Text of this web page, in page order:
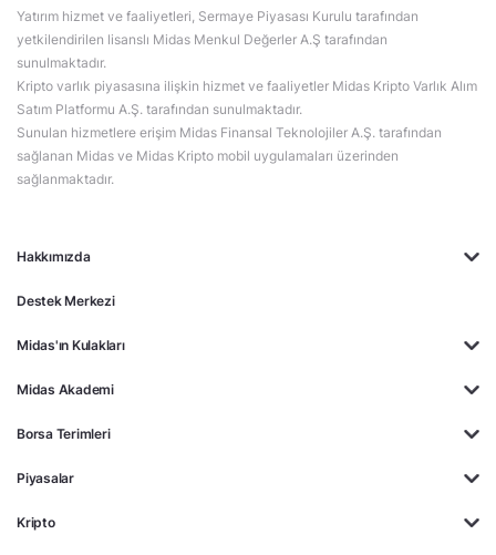
Hakkımızda
Destek Merkezi
Midas'ın Kulakları
Midas Akademi
Borsa Terimleri
Piyasalar
Kripto
Yatırım hizmet ve faaliyetleri, Sermaye Piyasası Kurulu tarafından
yetkilendirilen lisanslı Midas Menkul Değerler A.Ş tarafından
sunulmaktadır.
Kripto varlık piyasasına ilişkin hizmet ve faaliyetler Midas Kripto Varlık Alım
Satım Platformu A.Ş. tarafından sunulmaktadır.
Sunulan hizmetlere erişim Midas Finansal Teknolojiler A.Ş. tarafından
sağlanan Midas ve Midas Kripto mobil uygulamaları üzerinden
sağlanmaktadır.